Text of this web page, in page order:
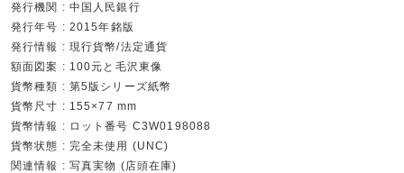
発行機関 : 中国人民銀行
発行年号 : 2015年銘版
発行情報 : 現行貨幣/法定通貨
額面図案 : 100元と毛沢東像
貨幣種類 : 第5版シリーズ紙幣
貨幣尺寸 : 155×77 mm
貨幣情報 : ロット番号 C3W0198088
貨幣状態 : 完全未使用 (UNC)
関連情報 : 写真実物 (店頭在庫)